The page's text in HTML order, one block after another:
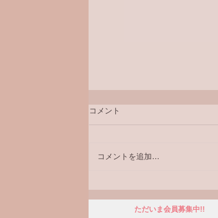
URLのご案内☆
コメント
コメントを追加…
ただいま会員募集中!!